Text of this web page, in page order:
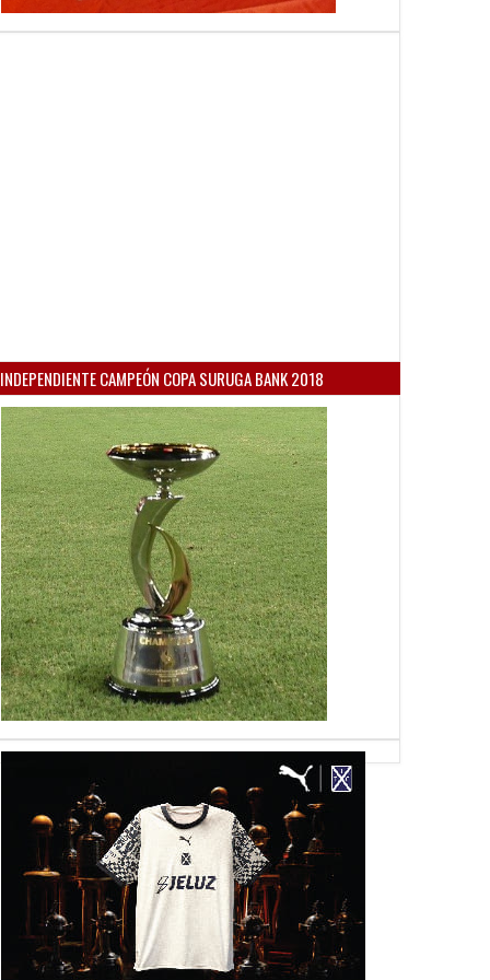
INDEPENDIENTE CAMPEÓN COPA SURUGA BANK 2018